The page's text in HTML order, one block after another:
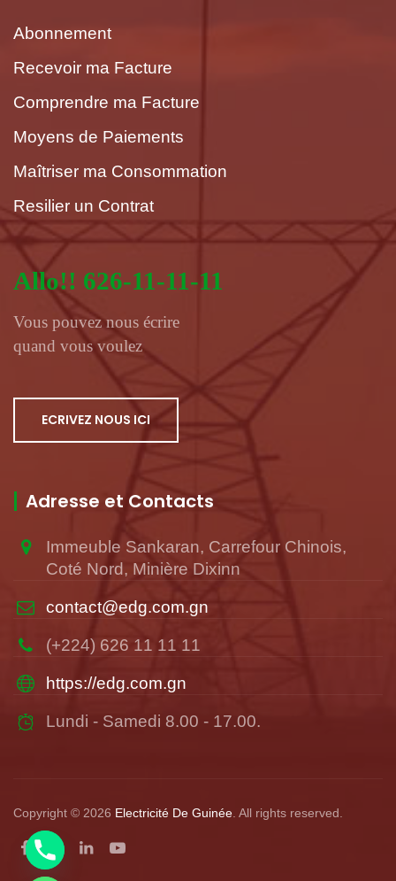
Abonnement
Recevoir ma Facture
Comprendre ma Facture
Moyens de Paiements
Maîtriser ma Consommation
Resilier un Contrat
Allo!! 626-11-11-11
Vous pouvez nous écrire
quand vous voulez
ECRIVEZ NOUS ICI
Adresse et Contacts
Immeuble Sankaran, Carrefour Chinois,
Coté Nord, Minière Dixinn
contact@edg.com.gn
(+224) 626 11 11 11
https://edg.com.gn
Lundi - Samedi 8.00 - 17.00.
Copyright © 2026 Electricité De Guinée . All rights reserved.